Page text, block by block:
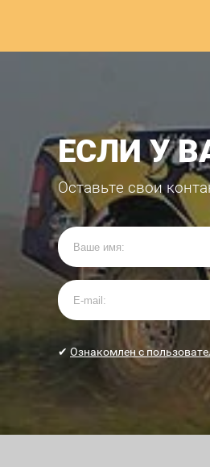
ЕСЛИ У
Оставьте свои
✔ Ознакомлен с